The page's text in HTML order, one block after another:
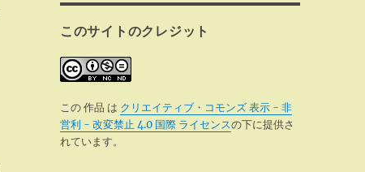
このサイトのクレジット
この 作品 は クリエイティブ・コモンズ 表示 - 非
営利 - 改変禁止 4.0 国際 ライセンスの下に提供さ
れています。